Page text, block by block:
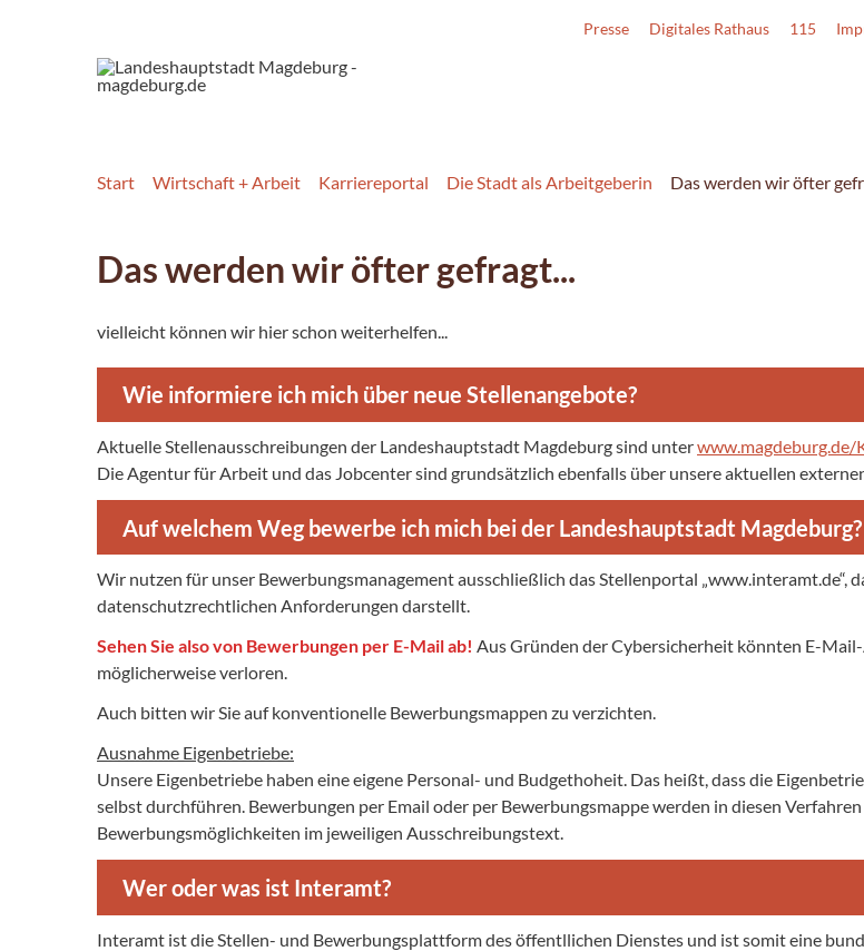
Presse Digitales Rathaus 115
Start Wirtschaft + Arbeit Karriereportal Die Stadt als Arbeitgeberin Das werden wir öfter
Das werden wir öfter gefragt...
vielleicht können wir hier schon weiterhelfen...
Wie informiere ich mich über neue Stellenangebote?
Aktuelle Stellenausschreibungen der Landeshauptstadt Magdeburg sind unter
Die Agentur für Arbeit und das Jobcenter sind grundsätzlich ebenfalls über unsere aktuellen
Auf welchem Weg bewerbe ich mich bei der Landeshauptstadt Magdeburg?
Wir nutzen für unser Bewerbungsmanagement ausschließlich das Stellenportal „www.interamt.de“,
datenschutzrechtlichen Anforderungen darstellt.
Sehen Sie also von Bewerbungen per E-Mail ab! Aus Gründen der Cybersicherheit könnten E-
möglicherweise verloren.
Auch bitten wir Sie auf konventionelle Bewerbungsmappen zu verzichten.
Ausnahme Eigenbetriebe:
Unsere Eigenbetriebe haben eine eigene Personal- und Budgethoheit. Das heißt, dass die
selbst durchführen. Bewerbungen per Email oder per Bewerbungsmappe werden in diesen
Bewerbungsmöglichkeiten im jeweiligen Ausschreibungstext.
Wer oder was ist Interamt?
Interamt ist die Stellen- und Bewerbungsplattform des öffentllichen Dienstes und ist somit eine